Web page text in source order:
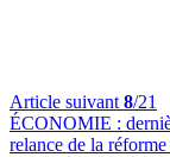
Article suivant 8/21
ÉCONOMIE :
relance de la